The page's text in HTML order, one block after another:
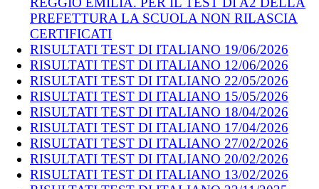
PREFETTURA LA SCUOLA NON RILASCIA
CERTIFICATI
RISULTATI TEST DI ITALIANO 19/06/2026
RISULTATI TEST DI ITALIANO 12/06/2026
RISULTATI TEST DI ITALIANO 22/05/2026
RISULTATI TEST DI ITALIANO 15/05/2026
RISULTATI TEST DI ITALIANO 18/04/2026
RISULTATI TEST DI ITALIANO 17/04/2026
RISULTATI TEST DI ITALIANO 27/02/2026
RISULTATI TEST DI ITALIANO 20/02/2026
RISULTATI TEST DI ITALIANO 13/02/2026